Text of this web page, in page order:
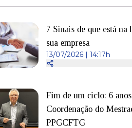
7 Sinais de que está na
sua empresa
13/07/2026 | 14:17h
Fim de um ciclo: 6
Coordenação do
PPGCFTG